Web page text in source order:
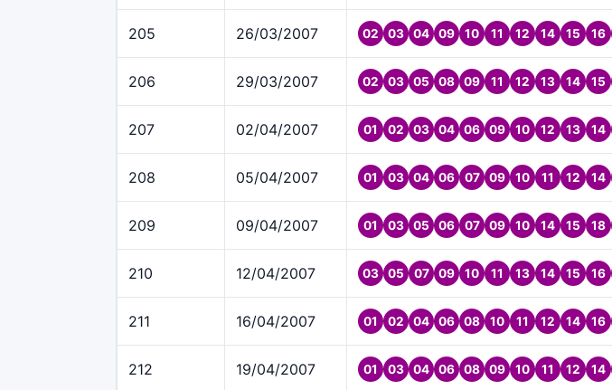
205 26/03/2007 02 03 04 09 10 11 12 14 15 16
206 29/03/2007 02 03 05 08 09 11 12 13 14 15
207 02/04/2007 01 02 03 04 06 09 10 12 13 14
208 05/04/2007 01 03 04 06 07 09 10 11 12 14
209 09/04/2007 01 03 05 06 07 09 10 14 15 18
210 12/04/2007 03 05 07 09 10 11 13 14 15 16
211 16/04/2007 01 02 04 06 08 10 11 12 14 16
212 19/04/2007 01 03 04 06 08 09 10 11 12 14